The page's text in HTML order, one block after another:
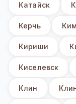
Катайск
Керчь
Кириши
Киселевск
Клин